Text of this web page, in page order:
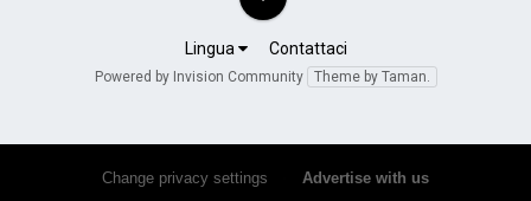
Lingua Contattaci
Powered by Invision Community Theme by Taman.
Change privacy settings Advertise with us